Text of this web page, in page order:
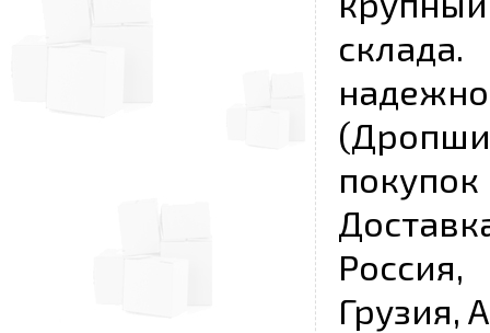
Грузия,